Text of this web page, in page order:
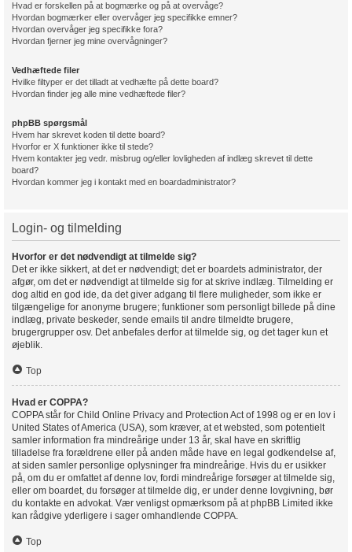
Hvad er forskellen på at bogmærke og på at overvåge?
Hvordan bogmærker eller overvåger jeg specifikke emner?
Hvordan overvåger jeg specifikke fora?
Hvordan fjerner jeg mine overvågninger?
Vedhæftede filer
Hvilke filtyper er det tilladt at vedhæfte på dette board?
Hvordan finder jeg alle mine vedhæftede filer?
phpBB spørgsmål
Hvem har skrevet koden til dette board?
Hvorfor er X funktioner ikke til stede?
Hvem kontakter jeg vedr. misbrug og/eller lovligheden af indlæg skrevet til dette
board?
Hvordan kommer jeg i kontakt med en boardadministrator?
Login- og tilmelding
Hvorfor er det nødvendigt at tilmelde sig?
Det er ikke sikkert, at det er nødvendigt; det er boardets administrator, der
afgør, om det er nødvendigt at tilmelde sig for at skrive indlæg. Tilmelding er
dog altid en god ide, da det giver adgang til flere muligheder, som ikke er
tilgængelige for anonyme brugere; funktioner som personligt billede på dine
indlæg, private beskeder, sende emails til andre tilmeldte brugere,
brugergrupper osv. Det anbefales derfor at tilmelde sig, og det tager kun et
øjeblik.
Top
Hvad er COPPA?
COPPA står for Child Online Privacy and Protection Act of 1998 og er en lov i
United States of America (USA), som kræver, at et websted, som potentielt
samler information fra mindreårige under 13 år, skal have en skriftlig
tilladelse fra forældrene eller på anden måde have en legal godkendelse af,
at siden samler personlige oplysninger fra mindreårige. Hvis du er usikker
på, om du er omfattet af denne lov, fordi mindreårige forsøger at tilmelde sig,
eller om boardet, du forsøger at tilmelde dig, er under denne lovgivning, bør
du kontakte en advokat. Vær venligst opmærksom på at phpBB Limited ikke
kan rådgive yderligere i sager omhandlende COPPA.
Top